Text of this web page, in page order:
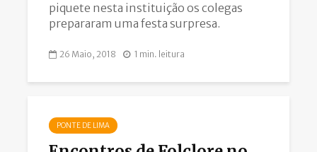
piquete nesta instituição os colegas
prepararam uma festa surpresa.
26 Maio, 2018 1 min. leitura
PONTE DE LIMA